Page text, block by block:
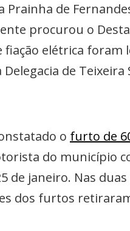
Prainha de
procurou o
elétrica foram
de Teixeira
o furto de
do município
de janeiro. Nas
dos furtos